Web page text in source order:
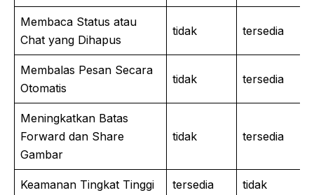
Membaca Status atau
Chat yang Dihapus
tidak tersedia
Membalas Pesan Secara
Otomatis
tidak tersedia
Meningkatkan Batas
Forward dan Share
Gambar
tidak tersedia
Keamanan Tingkat Tinggi tersedia tidak